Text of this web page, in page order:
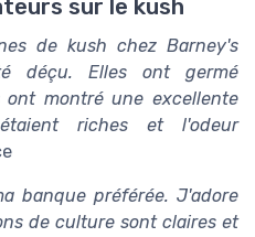
sur le kush
de kush chez Barney's
déçu. Elles ont germé
montré une excellente
riches et l'odeur
banque préférée. J'adore
de culture sont claires et